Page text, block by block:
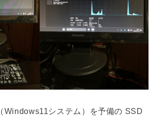
Windows11システム）を予備の SSD